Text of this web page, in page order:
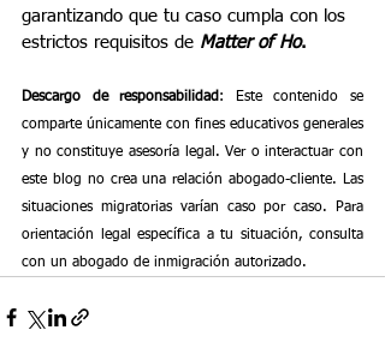
garantizando que tu caso cumpla con los
estrictos requisitos de Matter of Ho.
Descargo de responsabilidad: Este contenido se
comparte únicamente con fines educativos generales
y no constituye asesoría legal. Ver o interactuar con
este blog no crea una relación abogado-cliente. Las
situaciones migratorias varían caso por caso. Para
orientación legal específica a tu situación, consulta
con un abogado de inmigración autorizado.